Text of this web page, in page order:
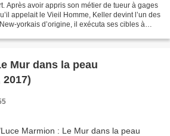
Après avoir appris son métier de tueur à gages
appelait le Vieil Homme, Keller devint l’un des
yorkais d’origine, il exécuta ses cibles à
Mur dans la peau